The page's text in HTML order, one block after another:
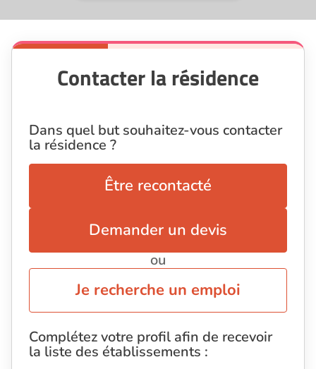
Contacter la résidence
Dans quel but souhaitez-vous contacter
la résidence ?
Être recontacté
Demander un devis
ou
Je recherche un emploi
Complétez votre profil afin de recevoir
la liste des établissements :